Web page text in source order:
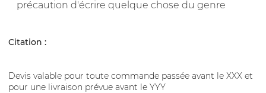
précaution d'écrire quelque chose du genre
Citation :
Devis valable pour toute commande passée avant le XXX et
pour une livraison prévue avant le YYY